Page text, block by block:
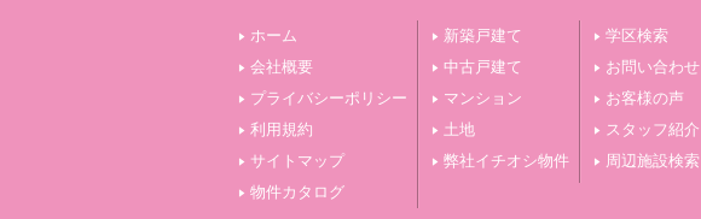
ホーム
会社概要
プライバシーポリシー
利用規約
サイトマップ
物件カタログ
新築戸建て
中古戸建て
マンション
土地
弊社イチオシ物件
学区検索
お問い合わせ
お客様の声
スタッフ紹介
周辺施設検索